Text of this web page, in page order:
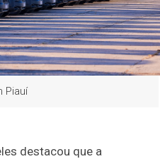
Piauí
destacou que a